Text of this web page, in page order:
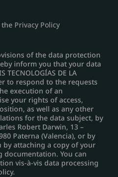
the Privacy Policy
of the data protection
inform you that your data
TECNOLOGÍAS DE LA
to respond to the requests
execution of an
your rights of access,
as well as any other
for the data subject, by
Robert Darwin, 13 –
Paterna (Valencia), or by
attaching a copy of your
You can
vis-à-vis data processing